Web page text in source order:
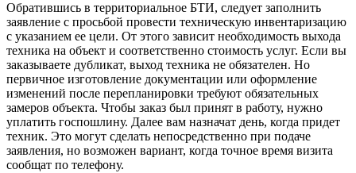
Обратившись в территориальное БТИ, следует заполнить
заявление с просьбой провести техническую инвентаризацию
с указанием ее цели. От этого зависит необходимость выхода
техника на объект и соответственно стоимость услуг. Если вы
заказываете дубликат, выход техника не обязателен. Но
первичное изготовление документации или оформление
изменений после перепланировки требуют обязательных
замеров объекта. Чтобы заказ был принят в работу, нужно
уплатить госпошлину. Далее вам назначат день, когда придет
техник. Это могут сделать непосредственно при подаче
заявления, но возможен вариант, когда точное время визита
сообщат по телефону.